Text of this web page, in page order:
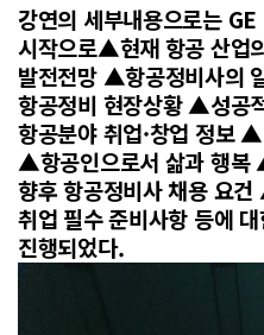
강연의 세부내용으로는
시작으로▲현재 항공 산업
발전전망 ▲항공정비사의
항공정비 현장상황 ▲성공
항공분야 취업·창업 정보
▲항공인으로서 삶과 행
향후 항공정비사 채용 요
취업 필수 준비사항 등에
진행되었다.